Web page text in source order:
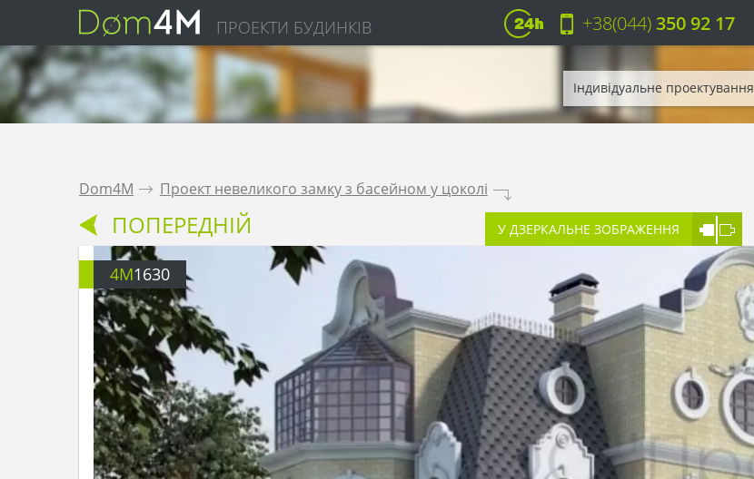
ПРОЕКТИ БУДИНКІВ +38(044)350 92 17
Індивідуальне проектування
Dom4M . Проект невеликого замку з басейном у цоколі .
ПОПЕРЕДНІЙ У ДЗЕРКАЛЬНЕ ЗОБРАЖЕННЯ
4M1630